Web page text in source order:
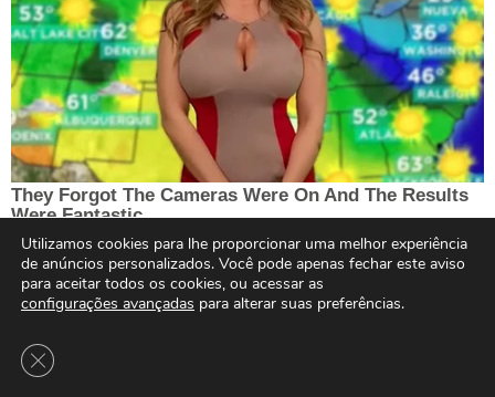
Utilizamos cookies para lhe proporcionar uma melhor experiência
de anúncios personalizados. Você pode apenas fechar este aviso
para aceitar todos os cookies, ou acessar as
configurações avançadas para alterar suas preferências.
Close GDPR Cookie Banner